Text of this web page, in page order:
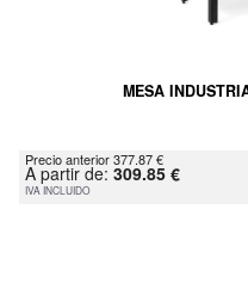
MESA
Precio anterior 377.87 €
A partir de: 309.85 €
IVA INCLUIDO